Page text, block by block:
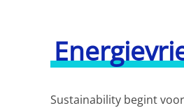
Sustainability begint